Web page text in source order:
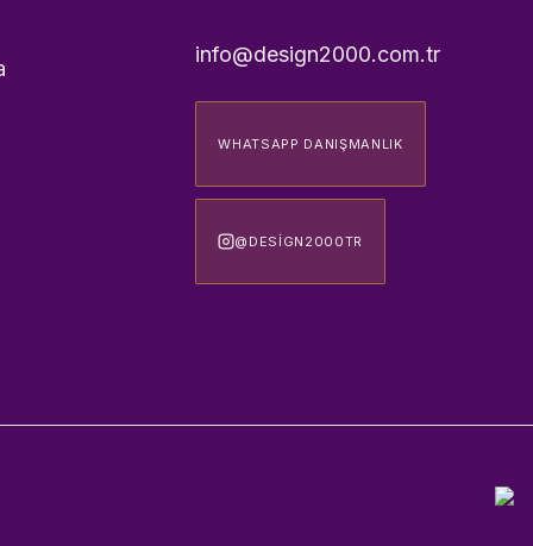
info@design2000.com.tr
WHATSAPP DANIŞMANLIK
@DESIGN2000TR